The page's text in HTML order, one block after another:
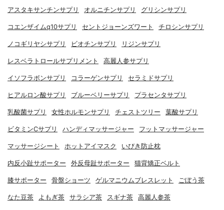
アスタキサンチンサプリ オルニチンサプリ グリシンサプリ
コエンザイムq10サプリ セントジョーンズワート チロシンサプリ
ノコギリヤシサプリ ビオチンサプリ リジンサプリ
レスベラトロールサプリメント 高麗人参サプリ
イソフラボンサプリ コラーゲンサプリ セラミドサプリ
ヒアルロン酸サプリ ブルーベリーサプリ プラセンタサプリ
乳酸菌サプリ 女性ホルモンサプリ チェストツリー 葉酸サプリ
ビタミンCサプリ ハンディマッサージャー フットマッサージャー
マッサージシート ホットアイマスク いびき防止枕
内反小趾サポーター 外反母趾サポーター 猫背矯正ベルト
膝サポーター 骨盤ショーツ ゲルマニウムブレスレット ごぼう茶
なた豆茶 よもぎ茶 サラシア茶 スギナ茶 高麗人参茶